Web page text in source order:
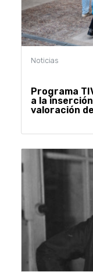
Programa
a la
valoración